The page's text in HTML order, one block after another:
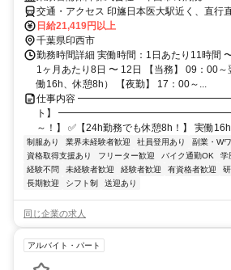
交通・アクセス 印旛日本医大駅近く、直行
日給21,419円以上
千葉県印西市
勤務時間詳細 実働時間：1日あたり11時間
1ヶ月あたり8日 〜 12日 【当務】 09：00
働16h、休憩8h） 【夜勤】 17：00～...
仕事内容 ━━━━━━━━━━━━━━━━━━
ト】 ━━━━━━━━━━━━━━━━━━ ✅
～！】 ✅【24h勤務でも休憩8h！】 実働
制服あり 業界未経験者歓迎 社員登用あり 副業・W
資格取得支援あり
フリーター歓迎 バイク通勤OK 学
経験不問
未経験者歓迎 経験者歓迎 有資格者歓迎
長期歓迎
シフト制 送迎あり
同じ企業の求人
アルバイト・パート